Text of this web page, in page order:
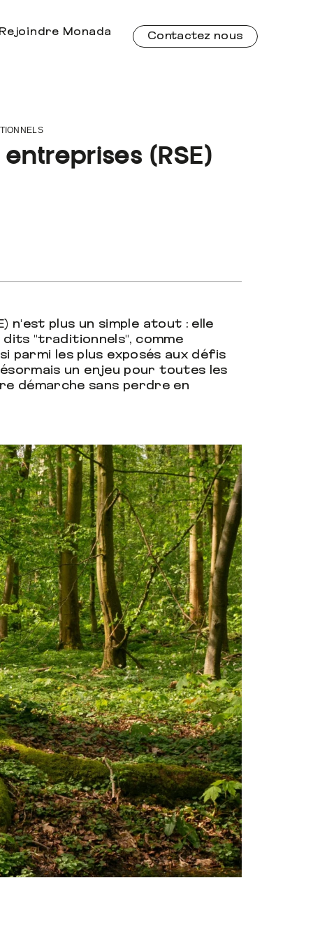
Monada Contactez nous
(RSE)
n'est plus un simple atout : elle
"traditionnels", comme
parmi les plus exposés aux défis
un enjeu pour toutes les
démarche sans perdre en